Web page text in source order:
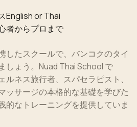
English or Thai
者からプロまで
したスクールで、バンコクのタイ
しょう。Nuad Thai School で
ルネス旅行者、スパセラピスト、
ッサージの本格的な基礎を学びた
的なトレーニングを提供していま